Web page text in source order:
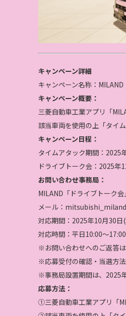
キャンペーン詳細
キャンペーン名称：
キャンペーン概要：
三菱自動車工業アプリ「
該当車両を使用の上「タイ
キャンペーン日程：
タイムアタック期間：2025
ドライブトーク会：2025年
お問い合わせ事務局：
MILAND「ドライブトーク
メール：
対応期間：2025年10月30
対応時間：平日10:00～
※お問い合わせへのご返答
※応募受付の確認・当選方
※事務局設置期間は、2025
応募方法：
①三菱自動車工業アプリ「